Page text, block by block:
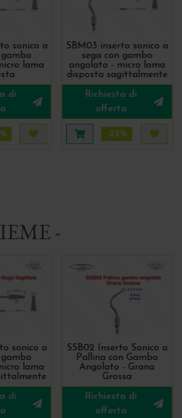
sonico a
gambo
lama
di
carrelloAcquista più tardi
SBM03 inserto sonico a
sega con gambo
angolato - micro lama
disposta sagittalmente
Richiesta di
offerta
Aggiungi al carrello
-25%
-
sonico a
gambo
lama
di
SSB02 Inserto Sonico a
Pallina con Gambo
Angolato - Grana
Grossa
Richiesta di
offerta